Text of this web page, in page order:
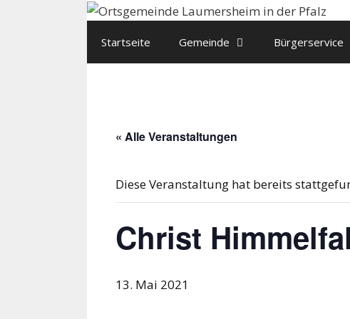
Startseite Gemeinde Bürgerservice
« Alle Veranstaltungen
Diese Veranstaltung hat bereits
Christ
13. Mai 2021